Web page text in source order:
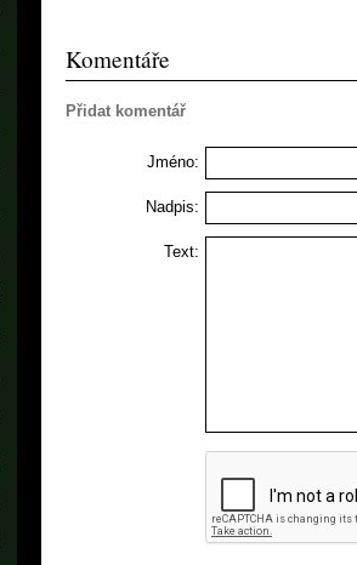
Komentáře
Přidat komentář
Jméno:
Nadpis:
Text: